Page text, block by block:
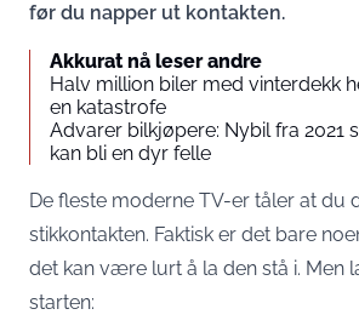
før du napper ut kontakten.
Akkurat nå leser andre
Halv million biler med vinterdekk
en katastrofe
Advarer bilkjøpere: Nybil fra 2021
kan bli en dyr felle
De fleste moderne TV-er tåler at du
stikkontakten. Faktisk er det bare
det kan være lurt å la den stå i. Men
starten: